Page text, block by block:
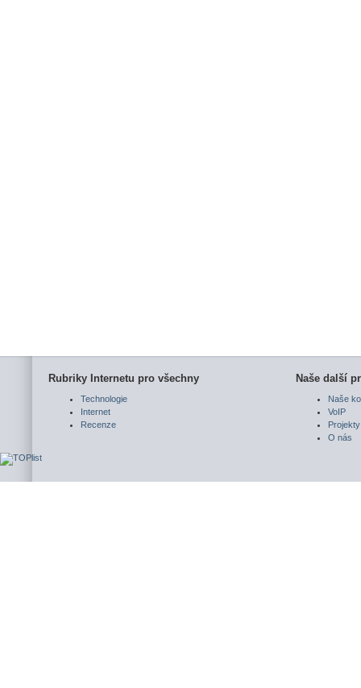
Rubriky Internetu pro všechny
Technologie
Internet
Recenze
Naše další
Naše
VoIP
Projekty
O nás